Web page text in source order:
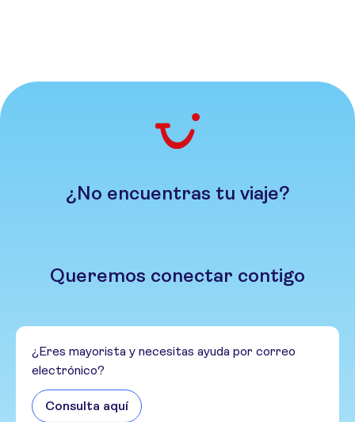
¿No encuentras tu viaje?
Queremos conectar contigo
¿Eres mayorista y necesitas ayuda por correo
electrónico?
Consulta aquí